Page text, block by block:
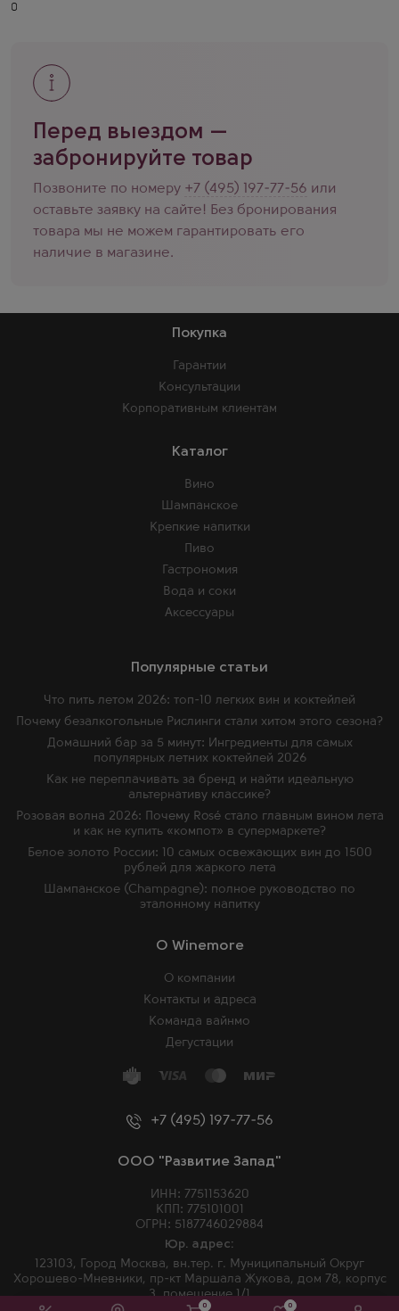
0 0
Перед выездом —
забронируйте товар
Позвоните по номеру +7 (495) 197-77-56 или
оставьте заявку на сайте! Без бронирования
товара мы не можем гарантировать его
наличие в магазине.
+7 (495) 197-77-56
ООО "Развитие Запад"
ИНН: 7751153620
КПП: 775101001
ОГРН: 5187746029884
Юр. адрес:
123103, Город Москва, вн.тер. г. Муниципальный Округ
Хорошево-Мневники, пр-кт Маршала Жукова, дом 78, корпус
3, помещение 1/1
O Winemore
О компании
Контакты и адреса
Команда вайнмо
Дегустации
Покупка
Гарантии
Консультации
Корпоративным клиентам
Каталог
Вино
Шампанское
Крепкие напитки
Пиво
Гастрономия
Вода и соки
Аксессуары
Популярные статьи
Что пить летом 2026: топ-10 легких вин и коктейлей
Почему безалкогольные Рислинги стали хитом этого сезона?
Домашний бар за 5 минут: Ингредиенты для самых
популярных летних коктейлей 2026
Как не переплачивать за бренд и найти идеальную
альтернативу классике?
Розовая волна 2026: Почему Rosé стало главным вином лета
и как не купить «компот» в супермаркете?
Белое золото России: 10 самых освежающих вин до 1500
рублей для жаркого лета
Шампанское (Champagne): полное руководство по
эталонному напитку